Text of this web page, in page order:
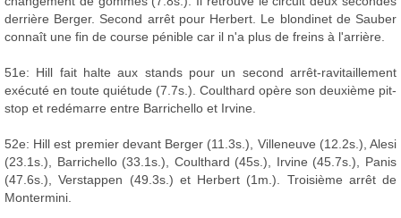
derrière Berger. Second arrêt pour Herbert. Le blondinet de Sauber
connaît une fin de course pénible car il n'a plus de freins à l'arrière.
51e: Hill fait halte aux stands pour un second arrêt-ravitaillement
exécuté en toute quiétude (7.7s.). Coulthard opère son deuxième pit-
stop et redémarre entre Barrichello et Irvine.
52e: Hill est premier devant Berger (11.3s.), Villeneuve (12.2s.), Alesi
(23.1s.), Barrichello (33.1s.), Coulthard (45s.), Irvine (45.7s.), Panis
(47.6s.), Verstappen (49.3s.) et Herbert (1m.). Troisième arrêt de
Montermini.